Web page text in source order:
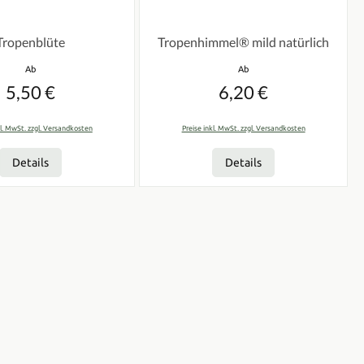
Regulärer Preis:
Ab
5,50 €
MwSt. zzgl. Versandkosten
Details
Tropenhimmel® mild natürlich
Regulärer Preis:
Ab
6,20 €
Preise inkl. MwSt. zzgl. Versandkosten
Details